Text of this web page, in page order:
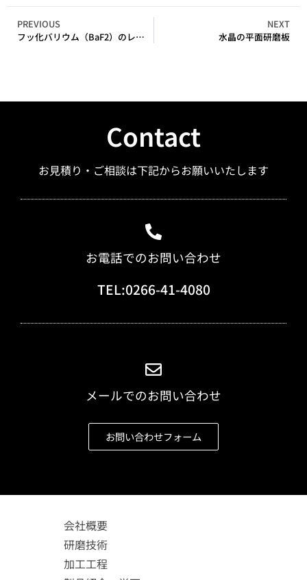
PREVIOUS
フッ化バリウム（BaF2）のレンズ
NEXT
水晶の平面研磨板
Contact
お見積り・ご相談は下記からお願いいたします
お電話でのお問い合わせ
TEL:0266-41-4080
メールでのお問い合わせ
お問い合わせフォーム
会社概要
研磨技術
加工工程